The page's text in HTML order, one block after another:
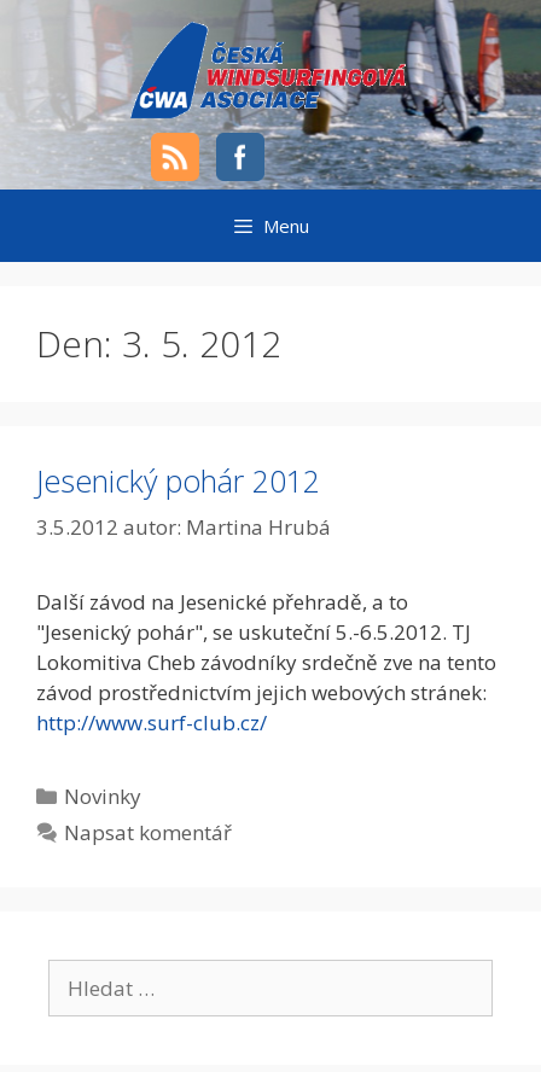
Menu
Den: 3. 5. 2012
Jesenický pohár 2012
3.5.2012 autor: Martina Hrubá
Další závod na Jesenické přehradě, a to
"Jesenický pohár", se uskuteční 5.-6.5.2012. TJ
Lokomitiva Cheb závodníky srdečně zve na tento
závod prostřednictvím jejich webových stránek:
http://www.surf-club.cz/
Rubriky
Novinky
Napsat komentář